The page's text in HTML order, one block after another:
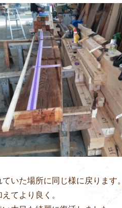
いた場所に同じ様に戻ります。
てより良く。